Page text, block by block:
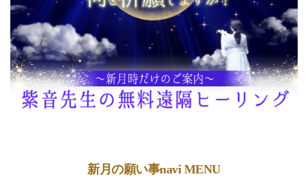
新月の願い事navi MENU